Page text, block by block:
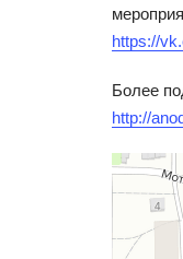
https://
Более
http://